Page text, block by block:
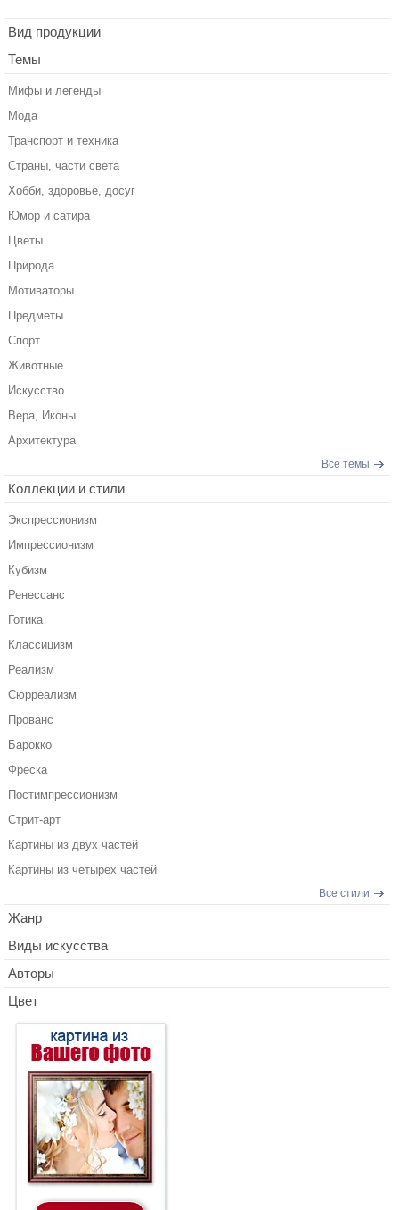
Вид продукции
Темы
Мифы и легенды
Мода
Транспорт и техника
Страны, части света
Хобби, здоровье, досуг
Юмор и сатира
Цветы
Природа
Мотиваторы
Предметы
Спорт
Животные
Искусство
Вера, Иконы
Архитектура
Все темы
Коллекции и стили
Экспрессионизм
Импрессионизм
Кубизм
Ренессанс
Готика
Классицизм
Реализм
Сюрреализм
Прованс
Барокко
Фреска
Постимпрессионизм
Стрит-арт
Картины из двух частей
Картины из четырех частей
Все стили
Жанр
Виды искусства
Авторы
Цвет